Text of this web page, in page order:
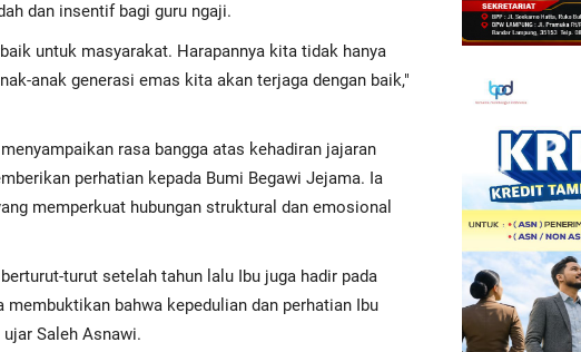
dan insentif bagi guru ngaji.
untuk masyarakat. Harapannya kita tidak hanya
anak generasi emas kita akan terjaga dengan baik,"
rasa bangga atas kehadiran jajaran
perhatian kepada Bumi Begawi Jejama. Ia
memperkuat hubungan struktural dan emosional
turut setelah tahun lalu Ibu juga hadir pada
bahwa kepedulian dan perhatian Ibu
Saleh Asnawi.